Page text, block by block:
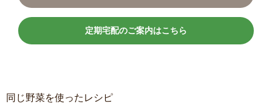
定期宅配のご案内はこちら
同じ野菜を使ったレシピ